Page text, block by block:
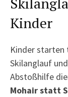
Kinder
Kinder starten
Skilanglauf
Abstoßhilfe
Mohair statt